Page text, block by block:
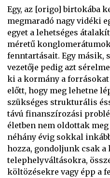
Egy, az [origo] birtokába
megmaradó nagy vidéki
egyet a lehetséges
méretű
fenntartásait. Egy másik,
vezetője pedig azt
ki a kormány a
előtt, hogy meg lehetne
szükséges strukturális
távú finanszírozási
életben nem oldottak meg
néhány évig sokkal
hozza, gondoljunk csak a
telephelyváltásokra,
költözésekre vagy épp a